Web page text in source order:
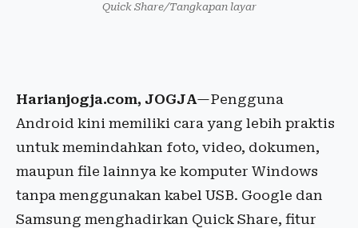
Quick Share/Tangkapan layar
Harianjogja.com, JOGJA—Pengguna
Android kini memiliki cara yang lebih praktis
untuk memindahkan foto, video, dokumen,
maupun file lainnya ke komputer Windows
tanpa menggunakan kabel USB. Google dan
Samsung menghadirkan Quick Share, fitur